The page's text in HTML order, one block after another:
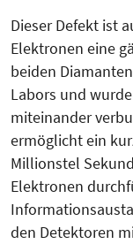
Dieser Defekt ist
Elektronen eine
beiden
Labors und
miteinander
ermöglicht ein
Millionstel
Elek­tro­nen
den Detek­toren